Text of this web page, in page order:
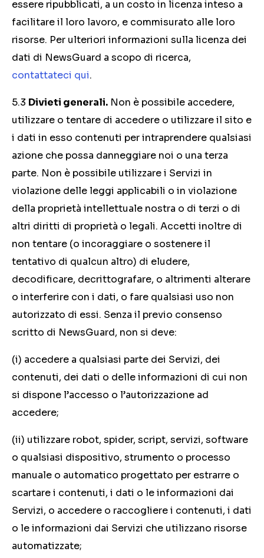
essere ripubblicati, a un costo in licenza inteso a
facilitare il loro lavoro, e commisurato alle loro
risorse. Per ulteriori informazioni sulla licenza dei
dati di NewsGuard a scopo di ricerca,
contattateci qui.
5.3 Divieti generali. Non è possibile accedere,
utilizzare o tentare di accedere o utilizzare il sito e
i dati in esso contenuti per intraprendere qualsiasi
azione che possa danneggiare noi o una terza
parte. Non è possibile utilizzare i Servizi in
violazione delle leggi applicabili o in violazione
della proprietà intellettuale nostra o di terzi o di
altri diritti di proprietà o legali. Accetti inoltre di
non tentare (o incoraggiare o sostenere il
tentativo di qualcun altro) di eludere,
decodificare, decrittografare, o altrimenti alterare
o interferire con i dati, o fare qualsiasi uso non
autorizzato di essi. Senza il previo consenso
scritto di NewsGuard, non si deve:
(i) accedere a qualsiasi parte dei Servizi, dei
contenuti, dei dati o delle informazioni di cui non
si dispone l’accesso o l’autorizzazione ad
accedere;
(ii) utilizzare robot, spider, script, servizi, software
o qualsiasi dispositivo, strumento o processo
manuale o automatico progettato per estrarre o
scartare i contenuti, i dati o le informazioni dai
Servizi, o accedere o raccogliere i contenuti, i dati
o le informazioni dai Servizi che utilizzano risorse
automatizzate;